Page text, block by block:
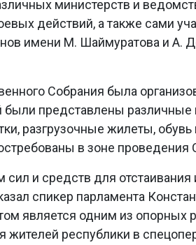
министерств и
действий, а также сами
имени М. Шаймуратова и А.
Собрания была
были представлены
разгрузочные жилеты, обувь
в зоне проведения
и средств для отстаивания
спикер парламента
является одним из опорных
жителей республики в